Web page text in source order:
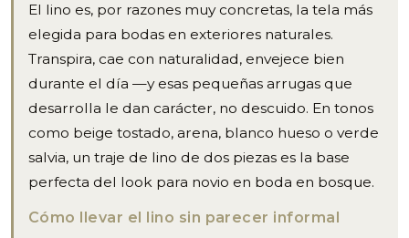
El lino es, por razones muy concretas, la tela más
elegida para bodas en exteriores naturales.
Transpira, cae con naturalidad, envejece bien
durante el día —y esas pequeñas arrugas que
desarrolla le dan carácter, no descuido. En tonos
como beige tostado, arena, blanco hueso o verde
salvia, un traje de lino de dos piezas es la base
perfecta del look para novio en boda en bosque.
Cómo llevar el lino sin parecer informal